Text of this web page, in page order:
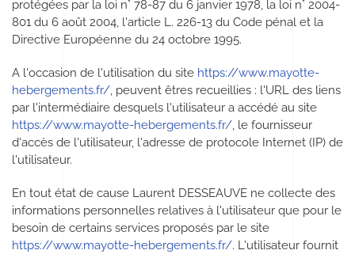
protégées par la loi n° 78-87 du 6 janvier 1978, la loi n° 2004-
801 du 6 août 2004, l'article L. 226-13 du Code pénal et la
Directive Européenne du 24 octobre 1995.
A l'occasion de l'utilisation du site https://www.mayotte-
hebergements.fr/, peuvent êtres recueillies : l'URL des liens
par l'intermédiaire desquels l'utilisateur a accédé au site
https://www.mayotte-hebergements.fr/, le fournisseur
d'accès de l'utilisateur, l'adresse de protocole Internet (IP) de
l'utilisateur.
En tout état de cause Laurent DESSEAUVE ne collecte des
informations personnelles relatives à l'utilisateur que pour le
besoin de certains services proposés par le site
https://www.mayotte-hebergements.fr/. L'utilisateur fournit